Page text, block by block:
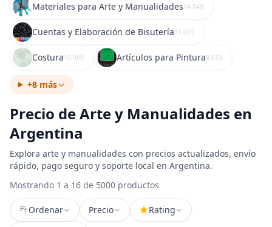
Materiales para Arte y Manualidades14.549
Cuentas y Elaboración de Bisutería11.001
Costura10.069 Artículos para Pintura8.633
+8 más
Precio de Arte y Manualidades en
Argentina
Explora arte y manualidades con precios actualizados, envío
rápido, pago seguro y soporte local en Argentina.
Mostrando 1 a 16 de 5000 productos
Ordenar Precio
Rating